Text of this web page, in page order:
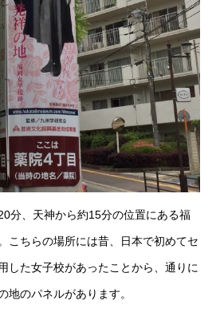
分、天神から約15分の位置にある福
こちらの場所には昔、日本で初めてセ
した女子校があったことから、通りに
地のパネルがあります。